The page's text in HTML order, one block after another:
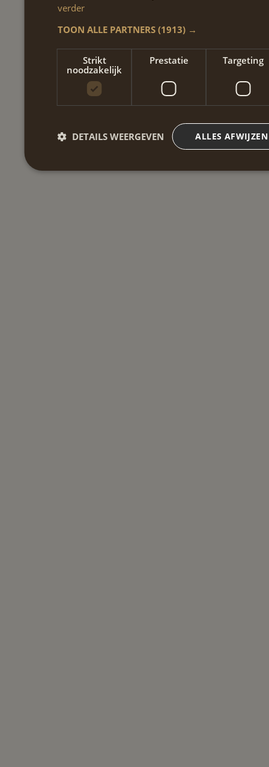
verder
TOON ALLE PARTNERS (1913) →
Strikt
noodzakelijk
Prestatie Targeting
ALLES AFWIJZEN
DETAILS WEERGEVEN